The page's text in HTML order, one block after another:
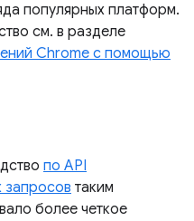
популярных платформ.
см. в разделе
Chrome с помощью
по API
запросов таким
более четкое